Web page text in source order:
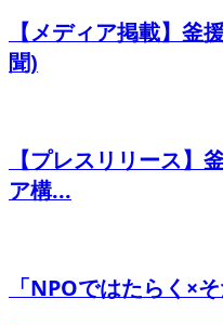
【メディア掲載】
聞)
【プレスリリース】
ア構...
「NPOではたらく×